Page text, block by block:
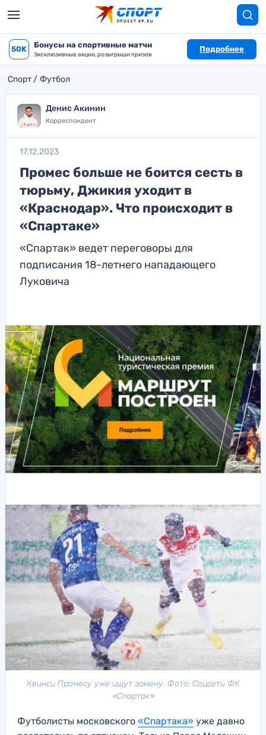
50K Бонусы на спортивные матчи
Эксклюзивные акции, розыгрыши призов
Подробнее
Спорт Футбол
Денис Акинин
Корреспондент
17.12.2023
Промес больше не боится сесть в
тюрьму, Джикия уходит в
«Краснодар». Что происходит в
«Спартаке»
«Спартак» ведет переговоры для
подписания 18-летнего нападающего
Луковича
Квинси Промесу уже ищут замену. Фото: Соцсети ФК
«Спартак»
Футболисты московского «Спартака» уже давно